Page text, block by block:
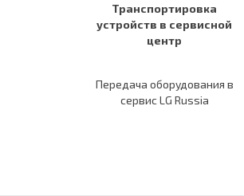
Транспортировка
устройств в сервисной
центр
Передача оборудования в
сервис LG Russia